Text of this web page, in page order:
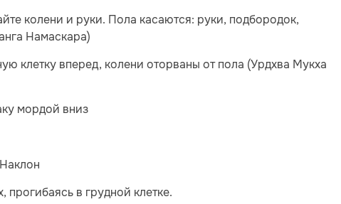
колени и руки. Пола касаются: руки, подбородок,
Намаскара)
клетку вперед, колени оторваны от пола (Урдхва Мукха
мордой вниз
в грудной клетке.